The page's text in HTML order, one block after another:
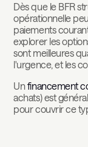
Dès que le BFR
opérationnelle
paiements
explorer les
sont meilleures
l'urgence, et les
Unfinancement
achats) est
pour couvrir ce